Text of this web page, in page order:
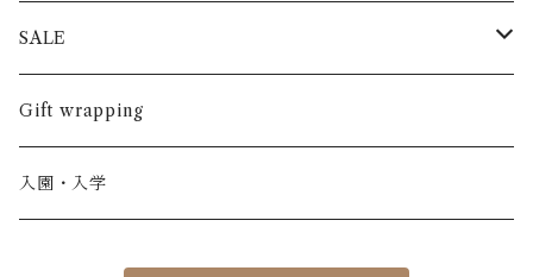
半袖
長ズボン
半ズボン
スカート
ワンピース
カーディガン / 羽織もの
BABE & TESS
BOBOCHOSES
BONHEUR DU JOUR
リネン( 麻 )
ウール
アルパカ
France / フランス
Italy / イタリア
NY / ニューヨーク
SALE
男の子
女の子
Gift wrapping
入園・入学